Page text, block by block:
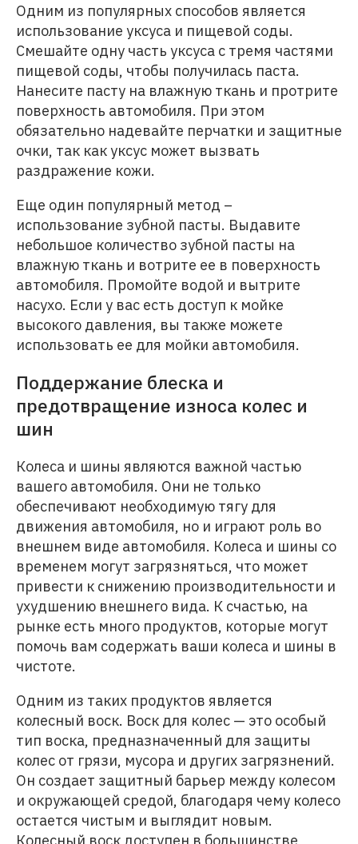
Одним из популярных способов является
использование уксуса и пищевой соды.
Смешайте одну часть уксуса с тремя частями
пищевой соды, чтобы получилась паста.
Нанесите пасту на влажную ткань и протрите
поверхность автомобиля. При этом
обязательно надевайте перчатки и защитные
очки, так как уксус может вызвать
раздражение кожи.
Еще один популярный метод –
использование зубной пасты. Выдавите
небольшое количество зубной пасты на
влажную ткань и вотрите ее в поверхность
автомобиля. Промойте водой и вытрите
насухо. Если у вас есть доступ к мойке
высокого давления, вы также можете
использовать ее для мойки автомобиля.
Поддержание блеска и
предотвращение износа колес и
шин
Колеса и шины являются важной частью
вашего автомобиля. Они не только
обеспечивают необходимую тягу для
движения автомобиля, но и играют роль во
внешнем виде автомобиля. Колеса и шины со
временем могут загрязняться, что может
привести к снижению производительности и
ухудшению внешнего вида. К счастью, на
рынке есть много продуктов, которые могут
помочь вам содержать ваши колеса и шины в
чистоте.
Одним из таких продуктов является
колесный воск. Воск для колес — это особый
тип воска, предназначенный для защиты
колес от грязи, мусора и других загрязнений.
Он создает защитный барьер между колесом
и окружающей средой, благодаря чему колесо
остается чистым и выглядит новым.